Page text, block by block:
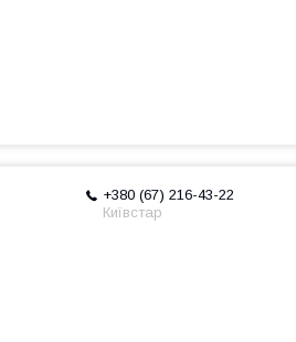
+380 (67) 216-43-22
Київстар